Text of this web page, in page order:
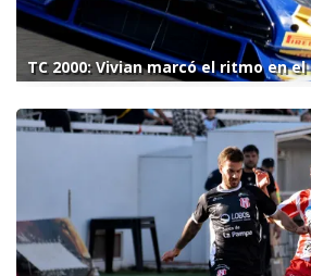
TC 2000: Vivian marcó el ritmo en